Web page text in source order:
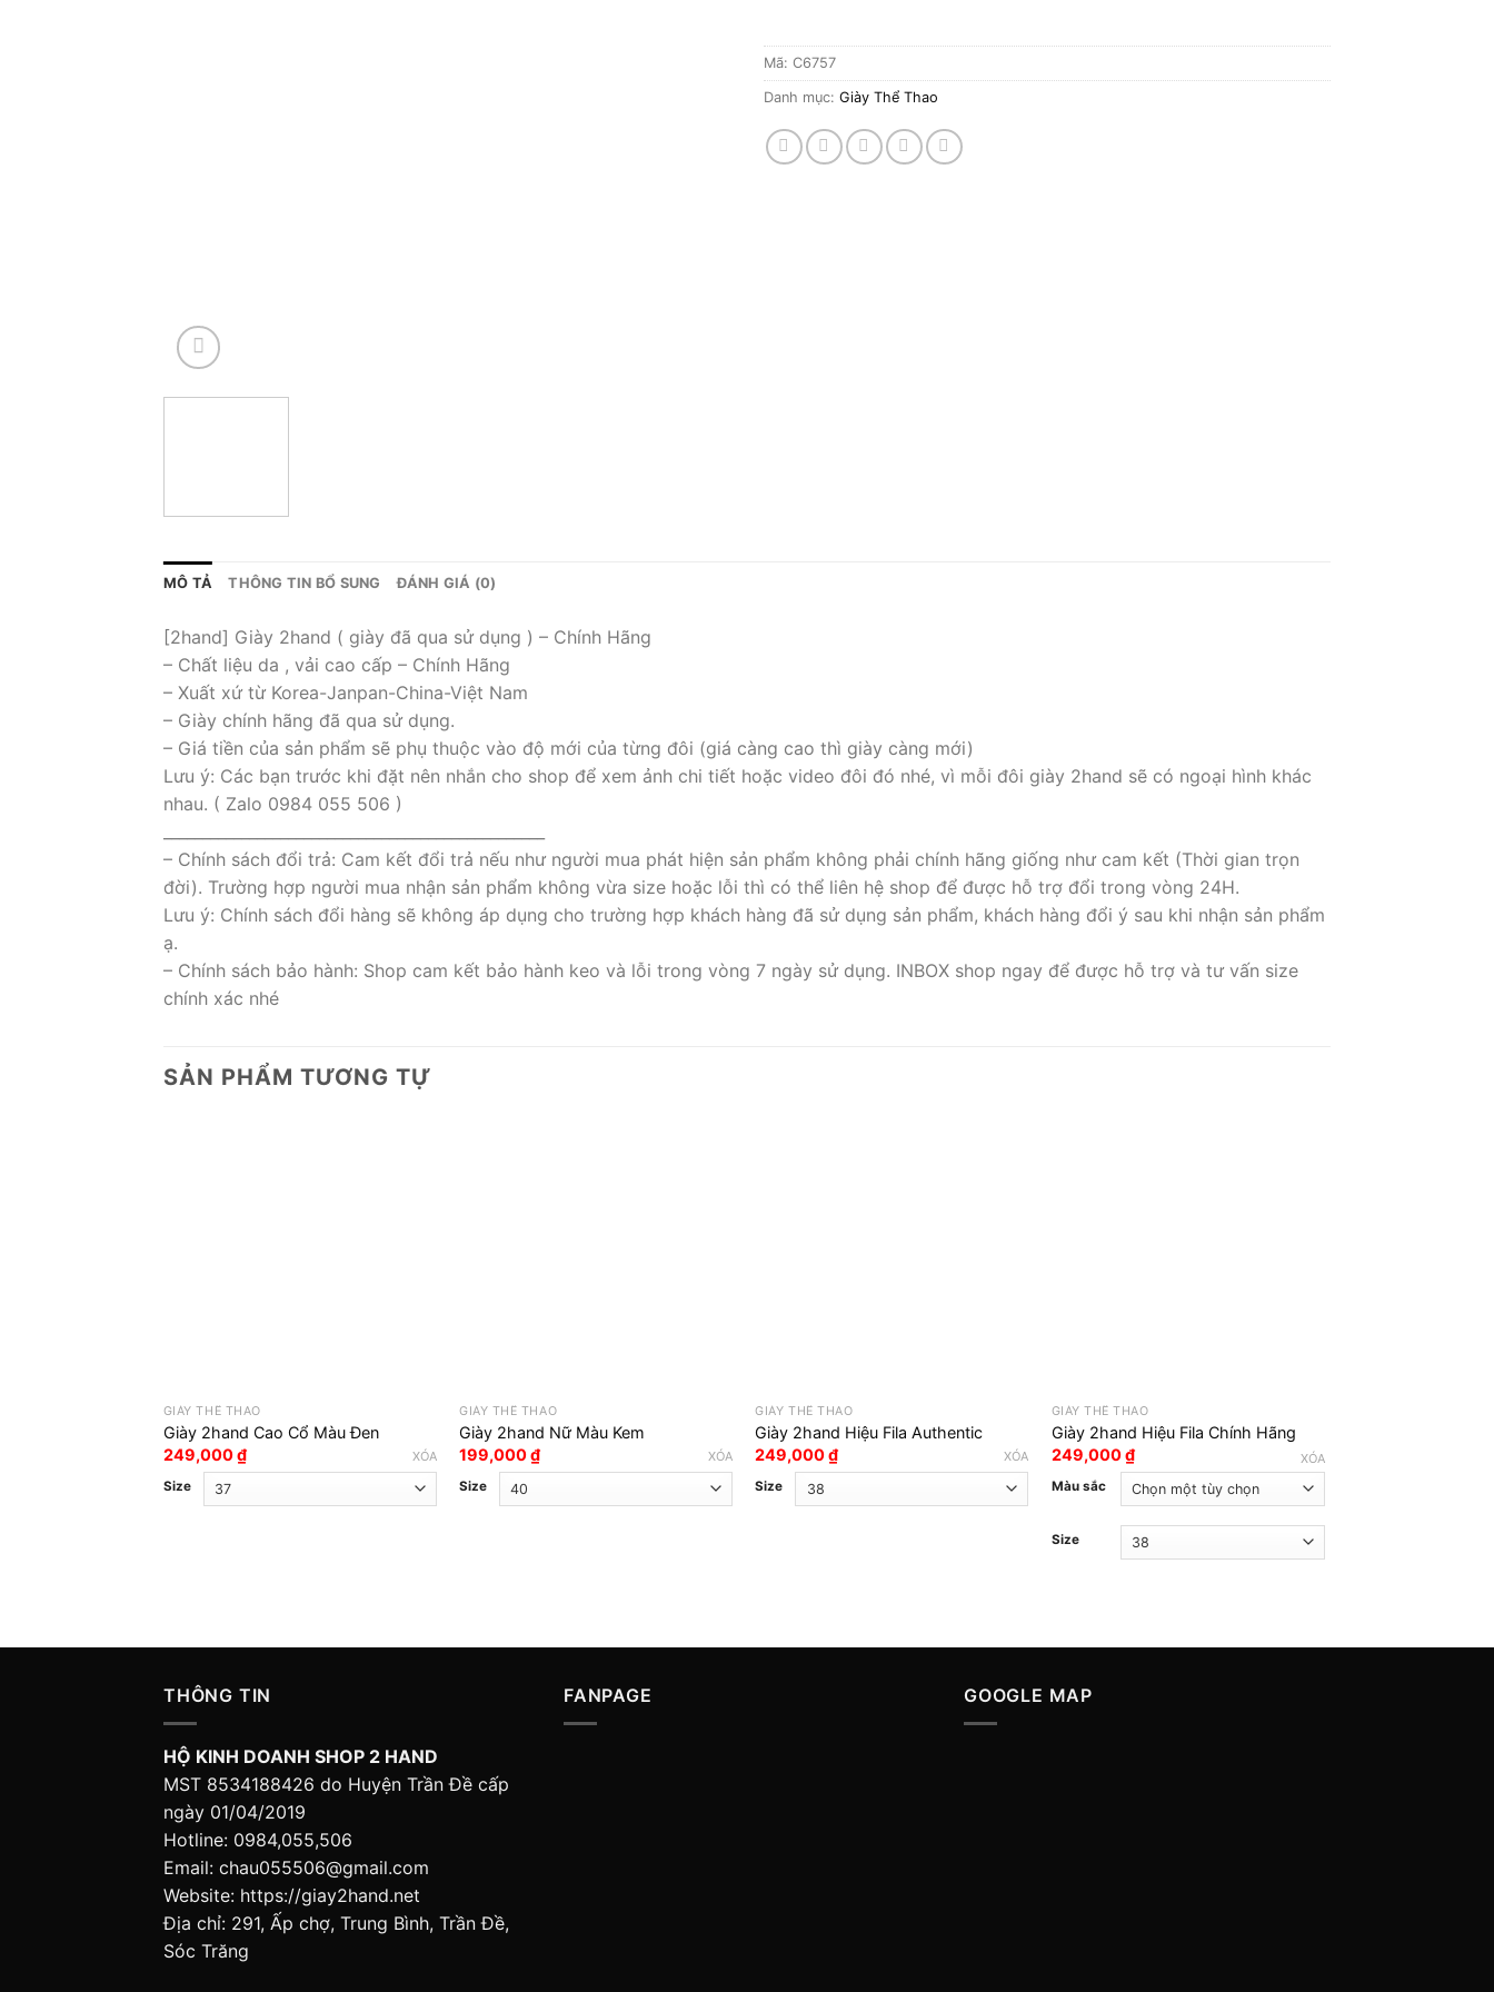
Mã: C6757
Danh mục: Giày Thể Thao
MÔ TẢ THÔNG TIN BỔ SUNG ĐÁNH GIÁ (0)
[2hand] Giày 2hand ( giày đã qua sử dụng ) – Chính Hãng
– Chất liệu da , vải cao cấp – Chính Hãng
– Xuất xứ từ Korea-Janpan-China-Việt Nam
– Giày chính hãng đã qua sử dụng.
– Giá tiền của sản phẩm sẽ phụ thuộc vào độ mới của từng đôi (giá càng cao thì giày càng mới)
Lưu ý: Các bạn trước khi đặt nên nhắn cho shop để xem ảnh chi tiết hoặc video đôi đó nhé, vì mỗi đôi giày 2hand sẽ có ngoại hình khác
nhau. ( Zalo 0984 055 506 )
– Chính sách đổi trả: Cam kết đổi trả nếu như người mua phát hiện sản phẩm không phải chính hãng giống như cam kết (Thời gian trọn
đời). Trường hợp người mua nhận sản phẩm không vừa size hoặc lỗi thì có thể liên hệ shop để được hỗ trợ đổi trong vòng 24H.
Lưu ý: Chính sách đổi hàng sẽ không áp dụng cho trường hợp khách hàng đã sử dụng sản phẩm, khách hàng đổi ý sau khi nhận sản phẩm
ạ.
– Chính sách bảo hành: Shop cam kết bảo hành keo và lỗi trong vòng 7 ngày sử dụng. INBOX shop ngay để được hỗ trợ và tư vấn size
chính xác nhé
SẢN PHẨM TƯƠNG TỰ
GIÀY THỂ THAO
Giày 2hand Cao Cổ Màu Đen
249,000₫
Size
XÓA
GIÀY THỂ THAO
Giày 2hand Nữ Màu Kem
199,000₫
Size
XÓA
GIÀY THỂ THAO
Giày 2hand Hiệu Fila Authentic
249,000₫
Size
XÓA
GIÀY THỂ THAO
Giày 2hand Hiệu Fila Chính Hãng
249,000₫
Màu sắc
Size
XÓA
THÔNG TIN
HỘ KINH DOANH SHOP 2 HAND
MST 8534188426 do Huyện Trần Đề cấp
ngày 01/04/2019
Hotline: 0984,055,506
Email: chau055506@gmail.com
Website: https://giay2hand.net
Địa chỉ: 291, Ấp chợ, Trung Bình, Trần Đề,
Sóc Trăng
FANPAGE GOOGLE MAP